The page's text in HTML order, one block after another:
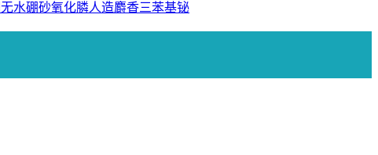
无水硼砂氧化膦人造麝香三苯基铋